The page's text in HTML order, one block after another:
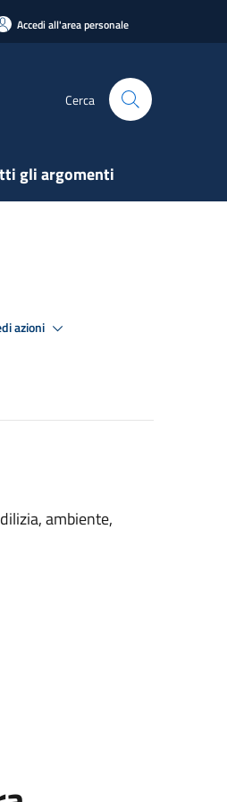
Accedi all'area personale
Cerca
gli argomenti
azioni
ambiente,